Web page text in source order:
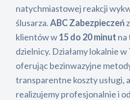
natychmiastowej reakcji
ślusarza.ABC Zabezpieczeń
klientów w15 do 20 minut na
dzielnicy. Działamy lokalnie
oferując bezinwazyjne
transparentne koszty usługi,
realizujemy profesjonalnie i